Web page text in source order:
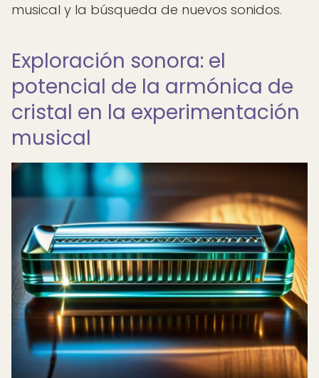
musical y la búsqueda de nuevos sonidos.
Exploración sonora: el
potencial de la armónica de
cristal en la experimentación
musical